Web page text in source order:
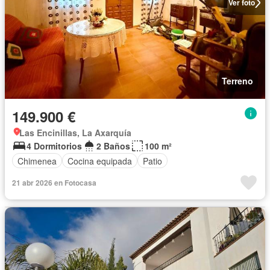
Ver foto
Terreno
149.900 €
Las Encinillas, La Axarquía
4 Dormitorios
2 Baños
100 m²
Chimenea
Cocina equipada Patio
21 abr 2026 en Fotocasa